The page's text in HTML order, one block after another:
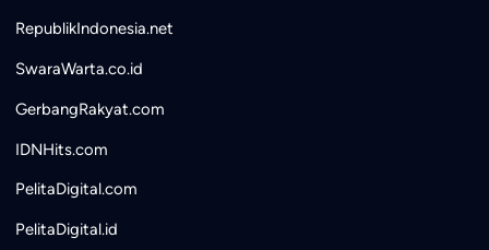
RepublikIndonesia.net
SwaraWarta.co.id
GerbangRakyat.com
IDNHits.com
PelitaDigital.com
PelitaDigital.id